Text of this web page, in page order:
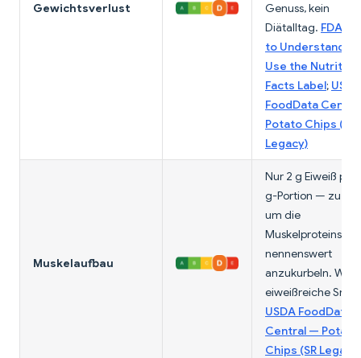
Gewichtsverlust
Genuss, kein
Diätalltag. FDA —
to Understand
Use the Nutrition
Facts Label; USDA
FoodData
Potato Chips (SR
Legacy)
Muskelaufbau
Nur 2 g Eiweiß pro
g-Portion — zu
um die
nennenswert
anzukurbeln.
eiweißreiche
USDA FoodData
Central — Potato
Chips (SR Legacy)